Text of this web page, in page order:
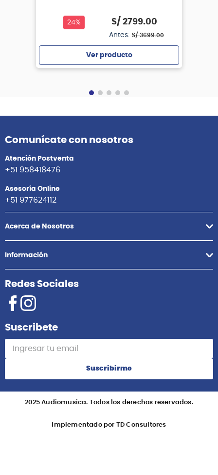
24% S/ 2799.00
Antes: S/ 3699.00
Ver producto
Comunícate con nosotros
Atención Postventa
+51 958418476
Asesoría Online
+51 977624112
Acerca de Nosotros
Información
Redes Sociales
Suscribete
Suscribirme
2025 Audiomusica. Todos los derechos reservados.
Implementado por TD Consultores